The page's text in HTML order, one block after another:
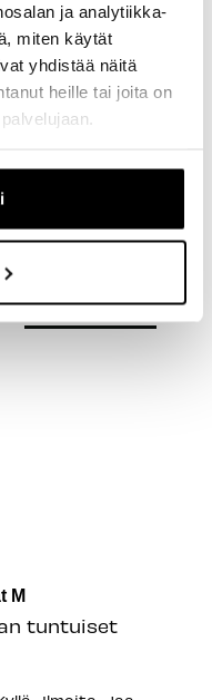
ja analytiikka-
miten käytät
yhdistää näitä
heille tai joita on
Tuotearvostelut
M
tuntuiset